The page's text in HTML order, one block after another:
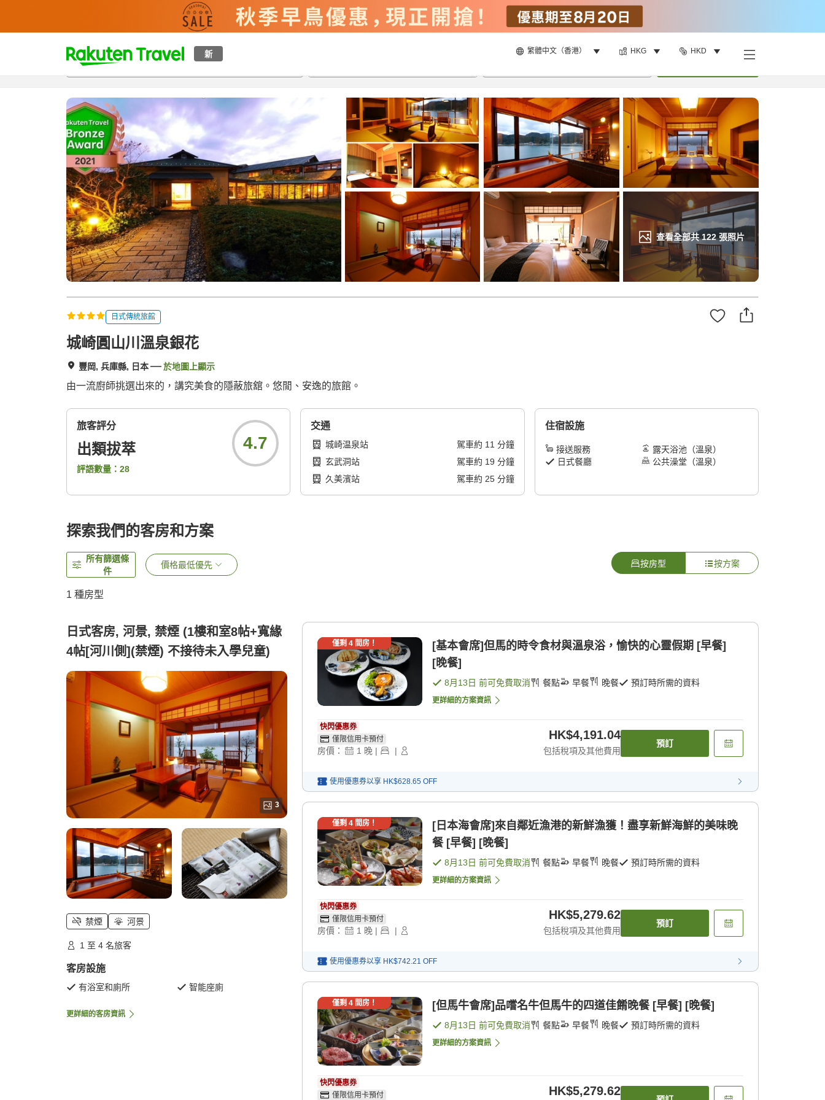
新 繁體中文（香港） HKG HKD
t
p
a
g
e
_
s
a
r
c
h
查看全部共122張照片
概覽房間及住宿方案 評價特色設施
日式傳統旅館
城崎圓山川溫泉銀花
豐岡, 兵庫縣, 日本 於地圖上顯示
由一流廚師挑選出來的，講究美食的隱蔽旅舘。悠閒、安逸的旅館。
旅客評分
出類拔萃
評語數量： 28
4.7
交通
城崎温泉站 駕車約 11 分鐘
玄武洞站
駕車約 19 分鐘
久美濱站
駕車約 25分鐘
住宿設施
接送服務
露天浴池（溫泉）
日式餐廳
公共澡堂（溫泉）
探索我們的客房和方案
所有篩選條
件
價格最低優先 按房型 按方案
1 種房型
日式客房, 河景, 禁煙 (1樓和室8帖+寬緣
4帖[河川側](禁煙) 不接待未入學兒童)
3
禁煙 河景
1 至 4 名旅客
客房設施
有浴室和廁所 智能座廁
更詳細的客房資訊
僅剩 4間房！
[基本會席]但馬的時令食材與溫泉浴，愉快的心靈假期 [早餐]
[晚餐]
8月13日 前可免費取消 餐點 早餐 晚餐 預訂時所需的資料
更詳細的方案資訊
快閃優惠券
僅限信用卡預付
房價： 1 晚 | |
HK$4,191.04
包括稅項及其他費用
預訂
使用優惠券以享 HK$628.65 OFF
僅剩 4間房！
[日本海會席]來自鄰近漁港的新鮮漁獲！盡享新鮮海鮮的美味晚
餐 [早餐] [晚餐]
8月13日 前可免費取消 餐點 早餐 晚餐 預訂時所需的資料
更詳細的方案資訊
快閃優惠券
僅限信用卡預付
房價： 1 晚 | |
HK$5,279.62
包括稅項及其他費用
預訂
使用優惠券以享 HK$742.21 OFF
僅剩 4間房！ [但馬牛會席]品嚐名牛但馬牛的四道佳餚晚餐 [早餐] [晚餐]
8月13日 前可免費取消 餐點 早餐 晚餐 預訂時所需的資料
更詳細的方案資訊
快閃優惠券
僅限信用卡預付
HK$5,279.62